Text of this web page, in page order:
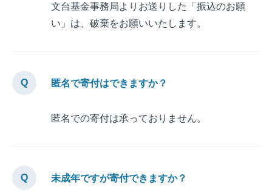
文台基金事務局よりお送りした「振込のお願
い」は、破棄をお願いいたします。
匿名で寄付はできますか？
匿名での寄付は承っておりません。
未成年ですが寄付できますか？